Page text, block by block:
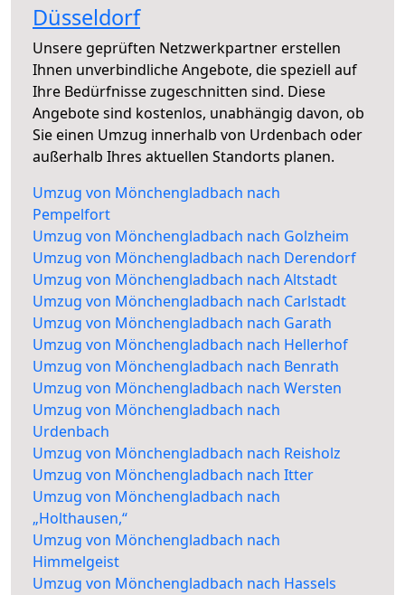
Düsseldorf
Unsere geprüften Netzwerkpartner erstellen
Ihnen unverbindliche Angebote, die speziell auf
Ihre Bedürfnisse zugeschnitten sind. Diese
Angebote sind kostenlos, unabhängig davon, ob
Sie einen Umzug innerhalb von Urdenbach oder
außerhalb Ihres aktuellen Standorts planen.
Umzug von Mönchengladbach nach
Pempelfort
Umzug von Mönchengladbach nach Golzheim
Umzug von Mönchengladbach nach Derendorf
Umzug von Mönchengladbach nach Altstadt
Umzug von Mönchengladbach nach Carlstadt
Umzug von Mönchengladbach nach Garath
Umzug von Mönchengladbach nach Hellerhof
Umzug von Mönchengladbach nach Benrath
Umzug von Mönchengladbach nach Wersten
Umzug von Mönchengladbach nach
Urdenbach
Umzug von Mönchengladbach nach Reisholz
Umzug von Mönchengladbach nach Itter
Umzug von Mönchengladbach nach
„Holthausen,“
Umzug von Mönchengladbach nach
Himmelgeist
Umzug von Mönchengladbach nach Hassels